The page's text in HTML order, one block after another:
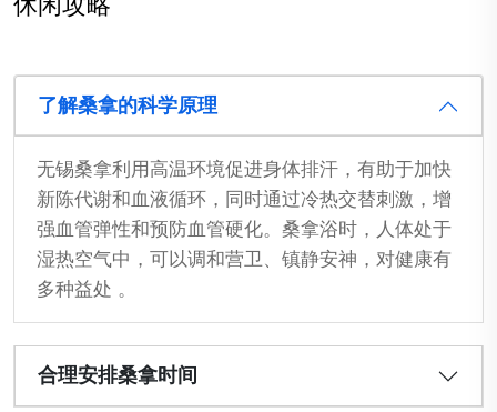
了解桑拿的科学原理
无锡桑拿利用高温环境促进身体排汗，有助于加快
新陈代谢和血液循环，同时通过冷热交替刺激，增
强血管弹性和预防血管硬化。桑拿浴时，人体处于
湿热空气中，可以调和营卫、镇静安神，对健康有
多种益处 。
合理安排桑拿时间